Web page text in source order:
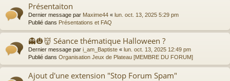
Présentaiton
Dernier message par Maxime44 « lun. oct. 13, 2025 5:29 pm
Publié dans Présentations et FAQ
👻🎃👹 Séance thématique Halloween ?
Dernier message par i_am_Baptiste « lun. oct. 13, 2025 12:49 pm
Publié dans Organisation Jeux de Plateau [MEMBRE DU FORUM]
Ajout d'une extension "Stop Forum Spam"